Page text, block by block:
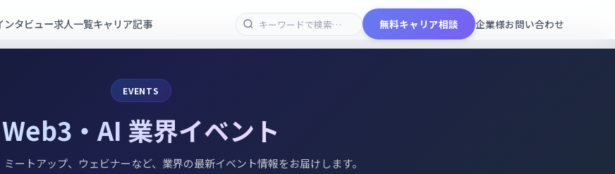
ンタビュー求人一覧キャリア記事 無料キャリア相談 企業様お問い合わせ
EVENTS
Web3・AI 業界イベント
ートアップ、ウェビナーなど、業界の最新イベント情報をお届けします。